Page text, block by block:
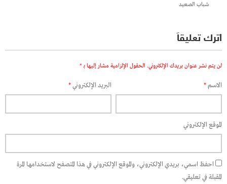
شباب الصعيد
اترك تعليقاً
لن يتم نشر عنوان بريدك الإلكتروني. الحقول الإلزامية مشار إليها بـ *
الاسم* البريد الإلكتروني*
الموقع الإلكتروني
احفظ اسمي، بريدي الإلكتروني، والموقع الإلكتروني في هذا المتصفح لاستخدامها المرة
المقبلة في تعليقي.